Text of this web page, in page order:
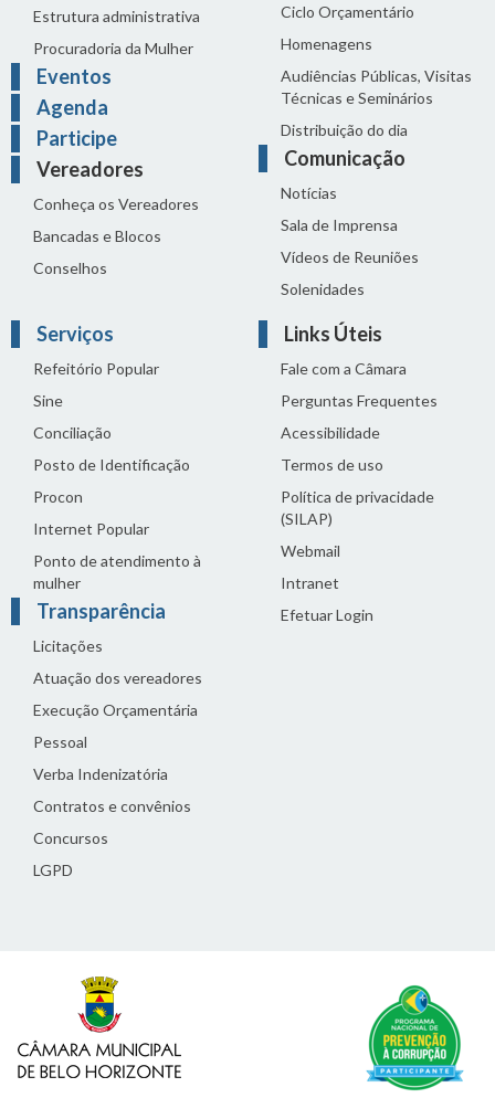
Estrutura administrativa
Procuradoria da Mulher
Eventos
Agenda
Participe
Vereadores
Conheça os Vereadores
Bancadas e Blocos
Conselhos
Ciclo Orçamentário
Homenagens
Audiências Públicas, Visitas
Técnicas e Seminários
Distribuição do dia
Comunicação
Notícias
Sala de Imprensa
Vídeos de Reuniões
Solenidades
Serviços
Refeitório Popular
Sine
Conciliação
Posto de Identificação
Procon
Internet Popular
Ponto de atendimento à
mulher
Transparência
Licitações
Atuação dos vereadores
Execução Orçamentária
Pessoal
Verba Indenizatória
Contratos e convênios
Concursos
LGPD
Links Úteis
Fale com a Câmara
Perguntas Frequentes
Acessibilidade
Termos de uso
Política de privacidade
(SILAP)
Webmail
Intranet
Efetuar Login